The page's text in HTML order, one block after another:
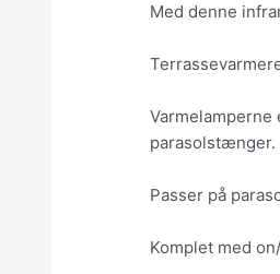
Med denne
parasolstænger.
Passer på
Komplet med